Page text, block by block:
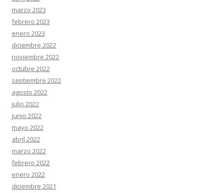
marzo 2023
febrero 2023
enero 2023
diciembre 2022
noviembre 2022
octubre 2022
septiembre 2022
agosto 2022
julio 2022
junio 2022
mayo 2022
abril 2022
marzo 2022
febrero 2022
enero 2022
diciembre 2021